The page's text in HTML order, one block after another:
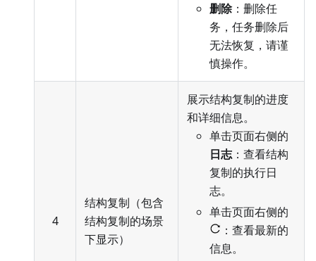
删除：删除任
务，任务删除后
无法恢复，请谨
慎操作。
4
结构复制（包含
结构复制的场景
下显示）
展示结构复制的进度
和详细信息。
单击页面右侧的
日志：查看结构
复制的执行日
志。
单击页面右侧的
：查看最新的
信息。